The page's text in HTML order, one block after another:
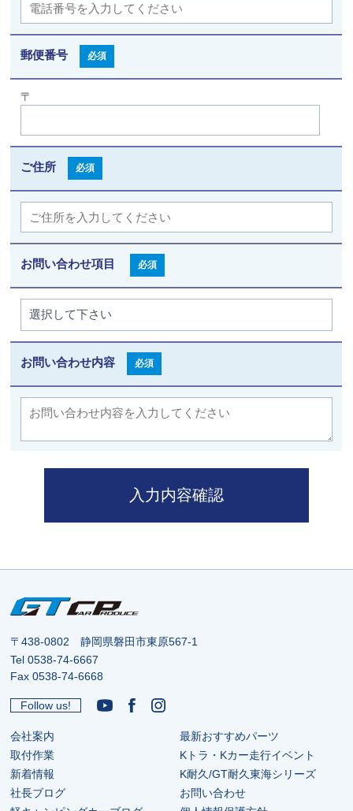
郵便番号 必須
〒
ご住所 必須
お問い合わせ項目 必須
お問い合わせ内容 必須
入力内容確認
〒438-0802 静岡県磐田市東原567-1
Tel0538-74-6667
Fax 0538-74-6668
Follow us!
会社案内
取付作業
新着情報
社長ブログ
最新おすすめパーツ
Kトラ・Kカー走行イベント
K耐久/GT耐久東海シリーズ
お問い合わせ